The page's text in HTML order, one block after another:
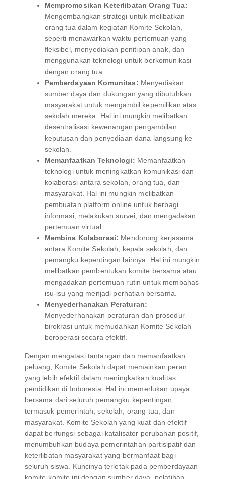
Mempromosikan Keterlibatan Orang Tua:
Mengembangkan strategi untuk melibatkan
orang tua dalam kegiatan Komite Sekolah,
seperti menawarkan waktu pertemuan yang
fleksibel, menyediakan penitipan anak, dan
menggunakan teknologi untuk berkomunikasi
dengan orang tua.
Pemberdayaan Komunitas: Menyediakan
sumber daya dan dukungan yang dibutuhkan
masyarakat untuk mengambil kepemilikan atas
sekolah mereka. Hal ini mungkin melibatkan
desentralisasi kewenangan pengambilan
keputusan dan penyediaan dana langsung ke
sekolah.
Memanfaatkan Teknologi: Memanfaatkan
teknologi untuk meningkatkan komunikasi dan
kolaborasi antara sekolah, orang tua, dan
masyarakat. Hal ini mungkin melibatkan
pembuatan platform online untuk berbagi
informasi, melakukan survei, dan mengadakan
pertemuan virtual.
Membina Kolaborasi: Mendorong kerjasama
antara Komite Sekolah, kepala sekolah, dan
pemangku kepentingan lainnya. Hal ini mungkin
melibatkan pembentukan komite bersama atau
mengadakan pertemuan rutin untuk membahas
isu-isu yang menjadi perhatian bersama.
Menyederhanakan Peraturan:
Menyederhanakan peraturan dan prosedur
birokrasi untuk memudahkan Komite Sekolah
beroperasi secara efektif.
Dengan mengatasi tantangan dan memanfaatkan
peluang, Komite Sekolah dapat memainkan peran
yang lebih efektif dalam meningkatkan kualitas
pendidikan di Indonesia. Hal ini memerlukan upaya
bersama dari seluruh pemangku kepentingan,
termasuk pemerintah, sekolah, orang tua, dan
masyarakat. Komite Sekolah yang kuat dan efektif
dapat berfungsi sebagai katalisator perubahan positif,
menumbuhkan budaya pemerintahan partisipatif dan
keterlibatan masyarakat yang bermanfaat bagi
seluruh siswa. Kuncinya terletak pada pemberdayaan
komite-komite ini dengan sumber daya, pelatihan,